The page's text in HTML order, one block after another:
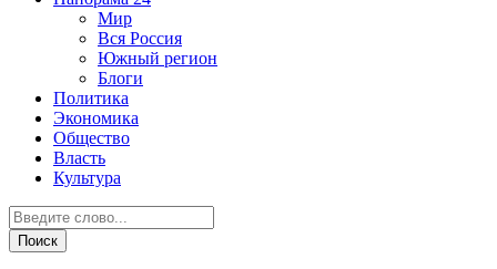
Мир
Вся Россия
Южный регион
Блоги
Политика
Экономика
Общество
Власть
Культура